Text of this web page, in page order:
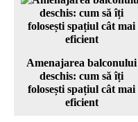
Amenajarea balconului
deschis: cum să îți
folosești spațiul cât mai
eficient